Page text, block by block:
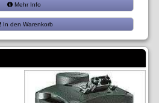
Mehr Info
In den Warenkorb